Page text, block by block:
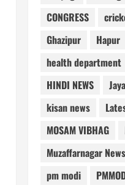
CONGRESS
Ghazipur
Hapur
health department
HINDI NEWS
kisan news
MOSAM VIBHAG
Muzaffarnagar News
pm modi